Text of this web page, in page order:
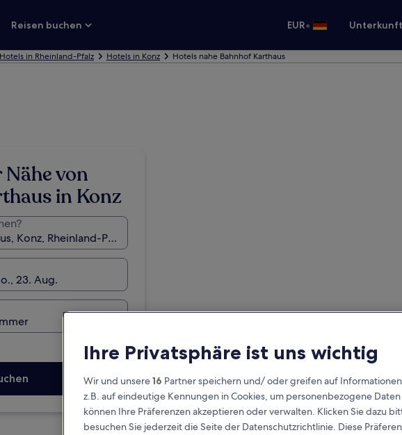
Reisen buchen
EUR•
Hotels in Rheinland-Pfalz Hotels in Konz Hotels nahe Bahnhof Karthaus
von
in Konz
23. Aug.
Ihre Privatsphäre ist uns wichtig
Wir und unsere16 Partner speichern und/ oder greifen auf
z.B. auf eindeutige Kennungen in Cookies, um personenbezogene
können Ihre Präferenzen akzeptieren oder verwalten. Klicken Sie dazu
besuchen Sie jederzeit die Seite der Datenschutzrichtlinie. Diese